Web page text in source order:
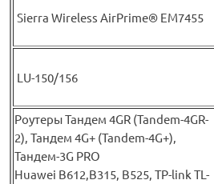
Sierra Wireless AirPrime® EM7455
LU-150/156
Роутеры Тандем 4GR (Tandem-4GR-
2), Тандем 4G+ (Tandem-4G+),
Тандем-3G PRO
Huawei B612,B315, B525, TP-link TL-